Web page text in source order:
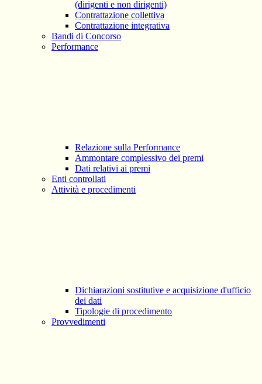
(dirigenti e non dirigenti)
Contrattazione collettiva
Contrattazione integrativa
Bandi di Concorso
Performance
Relazione sulla Performance
Ammontare complessivo dei premi
Dati relativi ai premi
Enti controllati
Attività e procedimenti
Dichiarazioni sostitutive e acquisizione d'ufficio
dei dati
Tipologie di procedimento
Provvedimenti